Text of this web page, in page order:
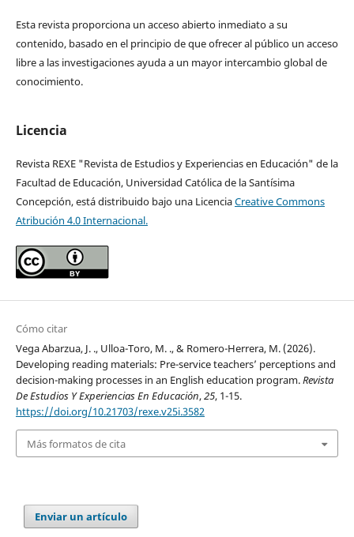
Esta revista proporciona un acceso abierto inmediato a su
contenido, basado en el principio de que ofrecer al público un acceso
libre a las investigaciones ayuda a un mayor intercambio global de
conocimiento.
Licencia
Revista REXE "Revista de Estudios y Experiencias en Educación" de la
Facultad de Educación, Universidad Católica de la Santísima
Concepción, está distribuido bajo una LicenciaCreative Commons
Atribución 4.0 Internacional.
Cómo citar
Vega Abarzua, J. ., Ulloa-Toro, M. ., & Romero-Herrera, M. (2026).
Developing reading materials: Pre-service teachers’ perceptions and
decision-making processes in an English education program.Revista
De Estudios Y Experiencias En Educación,25, 1-15.
https://doi.org/10.21703/rexe.v25i.3582
Más formatos de cita
Enviar un artículo